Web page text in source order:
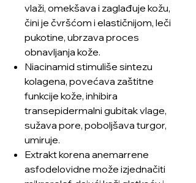
vlaži, omekšava i zaglađuje kožu,
čini je čvršćom i elastičnijom, leči
pukotine, ubrzava proces
obnavljanja kože.
Niacinamid stimuliše sintezu
kolagena, povećava zaštitne
funkcije kože, inhibira
transepidermalni gubitak vlage,
sužava pore, poboljšava turgor,
umiruje.
Extrakt korena anemarrene
asfodelovidne može izjednačiti